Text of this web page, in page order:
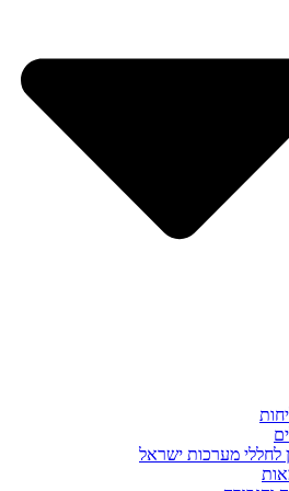
לחללי מערכות ישראל